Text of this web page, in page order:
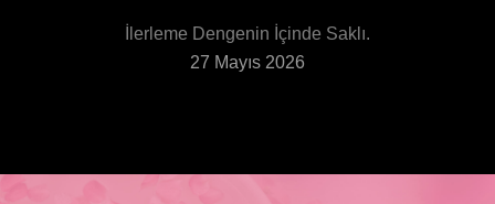
İlerleme Dengenin İçinde Saklı.
27 Mayıs 2026